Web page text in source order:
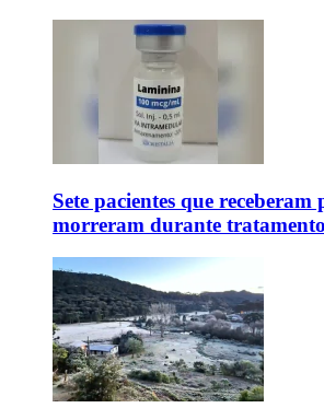
Sete pacientes que
morreram durante tratamento